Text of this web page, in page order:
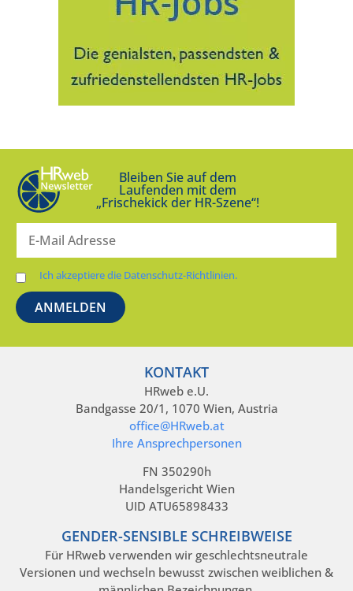
Bleiben Sie auf dem
Laufenden mit dem
„Frischekick der HR-Szene“!
Ich akzeptiere die Datenschutz-Richtlinien.
KONTAKT
HRweb e.U.
Bandgasse 20/1, 1070 Wien, Austria
office@HRweb.at
Ihre Ansprechpersonen
FN 350290h
Handelsgericht Wien
UID ATU65898433
GENDER-SENSIBLE SCHREIBWEISE
Für HRweb verwenden wir geschlechtsneutrale
Versionen und wechseln bewusst zwischen weiblichen &